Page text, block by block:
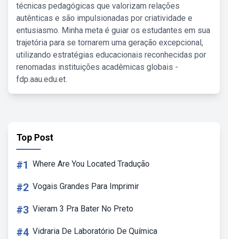
técnicas pedagógicas que valorizam relações
autênticas e são impulsionadas por criatividade e
entusiasmo. Minha meta é guiar os estudantes em sua
trajetória para se tornarem uma geração excepcional,
utilizando estratégias educacionais reconhecidas por
renomadas instituições acadêmicas globais -
fdp.aau.edu.et.
Top Post
#1 Where Are You Located Tradução
#2 Vogais Grandes Para Imprimir
#3 Vieram 3 Pra Bater No Preto
#4 Vidraria De Laboratório De Química